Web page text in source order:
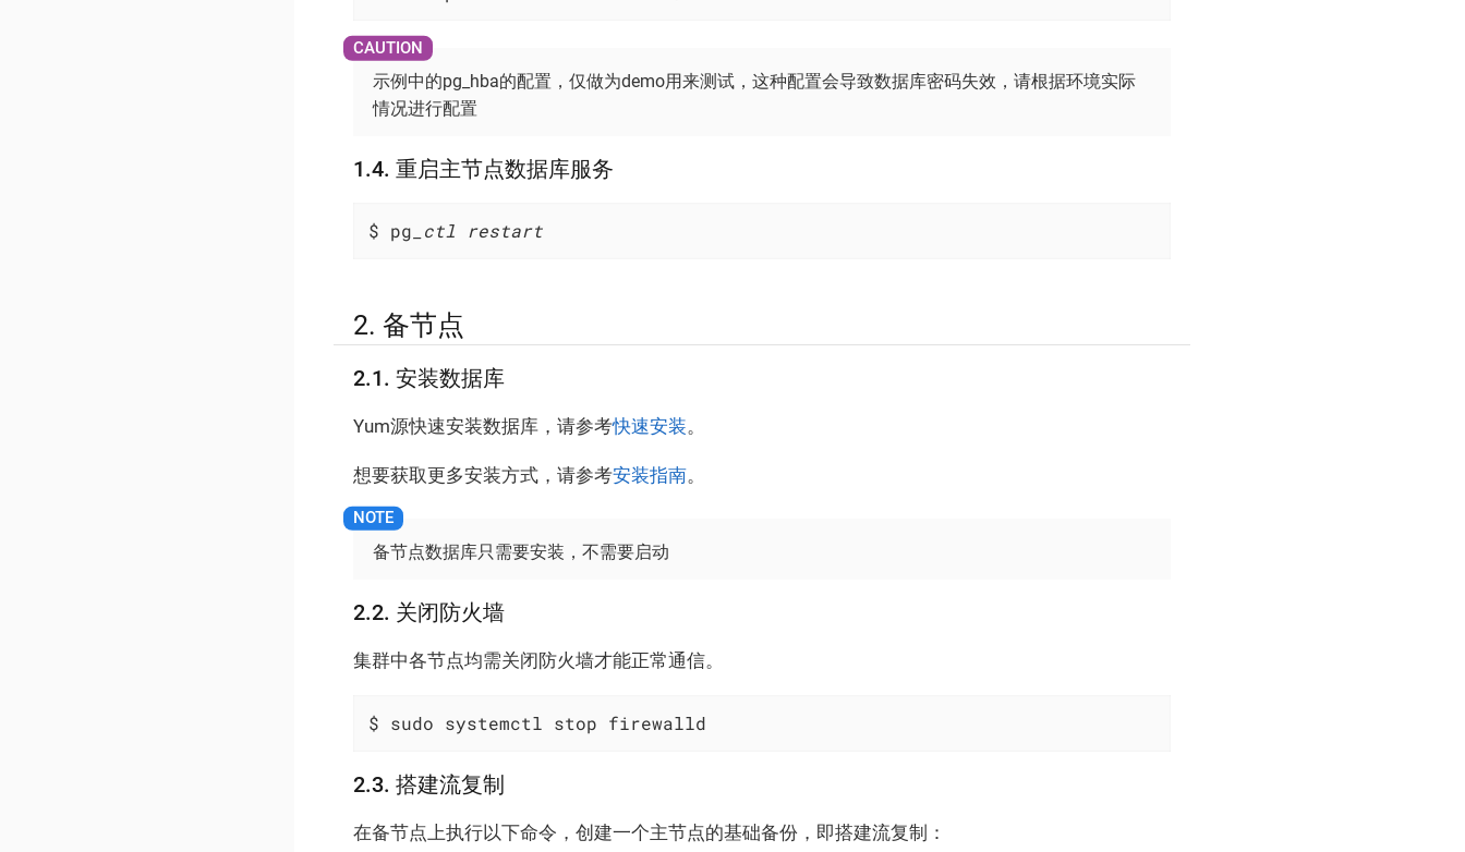
示例中的pg_hba的配置，仅做为demo用来测试，这种配置会导致数据库密码失效，请根据环境实际
情况进行配置
1.4. 重启主节点数据库服务
$ pg _ctl restart
2. 备节点
2.1. 安装数据库
Yum源快速安装数据库，请参考快速安装。
想要获取更多安装方式，请参考安装指南。
备节点数据库只需要安装， 不需要启动
2.2. 关闭防火墙
集群中各节点均需关闭防火墙才能正常通信。
$ sudo systemctl stop firewalld
2.3. 搭建流复制
在备节点上执行以下命令，创建一个主节点的基础备份，即搭建流复制：